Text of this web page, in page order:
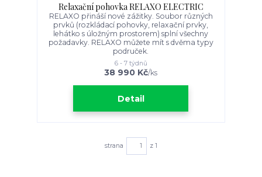
Relaxační pohovka RELAXO ELECTRIC
RELAXO přináší nové zážitky. Soubor různých
prvků (rozkládací pohovky, relaxační prvky,
lehátko s úložným prostorem) splní všechny
požadavky. RELAXO můžete mít s dvěma typy
područek.
38 990 Kč/ks
6 - 7 týdnů
Detail
strana z 1